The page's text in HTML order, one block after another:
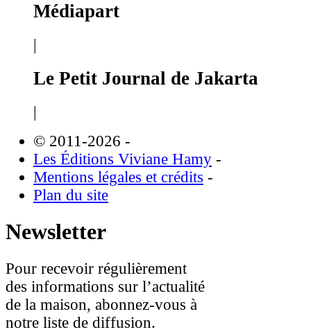
Médiapart
|
Le Petit Journal de Jakarta
|
© 2011-2026 -
Les Éditions Viviane Hamy -
Mentions légales et crédits -
Plan du site
Newsletter
Pour recevoir régulièrement
des informations sur l’actualité
de la maison, abonnez-vous à
notre liste de diffusion.